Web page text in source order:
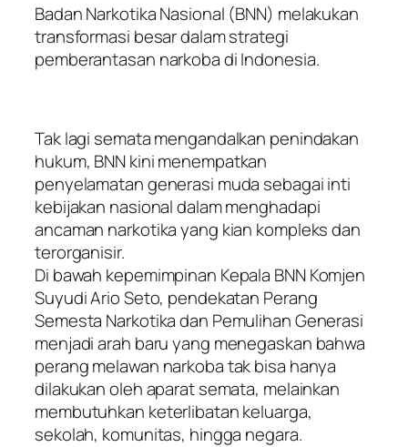
Badan Narkotika Nasional (BNN) melakukan
transformasi besar dalam strategi
pemberantasan narkoba di Indonesia.
Tak lagi semata mengandalkan penindakan
hukum, BNN kini menempatkan
penyelamatan generasi muda sebagai inti
kebijakan nasional dalam menghadapi
ancaman narkotika yang kian kompleks dan
terorganisir.
Di bawah kepemimpinan Kepala BNN Komjen
Suyudi Ario Seto, pendekatan Perang
Semesta Narkotika dan Pemulihan Generasi
menjadi arah baru yang menegaskan bahwa
perang melawan narkoba tak bisa hanya
dilakukan oleh aparat semata, melainkan
membutuhkan keterlibatan keluarga,
sekolah, komunitas, hingga negara.